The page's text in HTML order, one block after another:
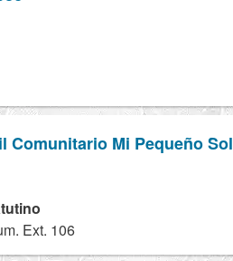
Comunitario Mi Pequeño Sol
Ext. 106